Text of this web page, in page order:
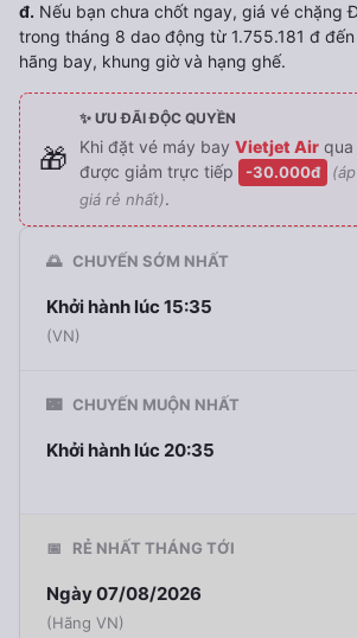
đ. Nếu bạn chưa chốt ngay, giá vé chặng
trong tháng 8 dao động từ 1.755.181 đ
hãng bay, khung giờ và hạng ghế.
🎁
✨ ƯU ĐÃI ĐỘC QUYỀN
Khi đặt vé máy bay Vietjet Air qua
được giảm trực tiếp
-30.000đ
giá rẻ nhất).
🌅 CHUYẾN SỚM NHẤT
Khởi hành lúc 15:35
(VN)
🌃 CHUYẾN MUỘN NHẤT
Khởi hành lúc 20:35
📅 RẺ NHẤT THÁNG TỚI
Ngày 07/08/2026
(Hãng VN)